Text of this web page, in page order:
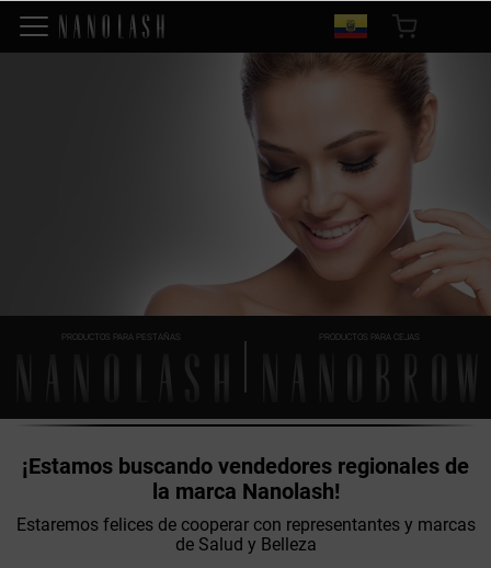
PRODUCTOS PARA PESTAÑAS PRODUCTOS PARA CEJAS
¡Estamos buscando vendedores regionales de
la marca Nanolash!
Estaremos felices de cooperar con representantes y marcas
de Salud y Belleza